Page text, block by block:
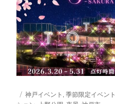
投 カ
神戸イベント ,季節限定イベント